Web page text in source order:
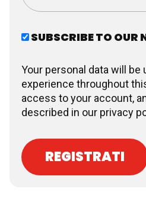
SUBSCRIBE TO OUR
Your personal data will
experience throughout
access to your account,
described in our privacy
REGISTRATI